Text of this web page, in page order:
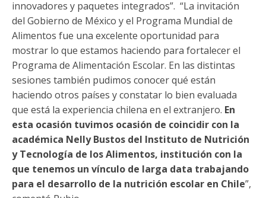
innovadores y paquetes integrados”. “La invitación
del Gobierno de México y el Programa Mundial de
Alimentos fue una excelente oportunidad para
mostrar lo que estamos haciendo para fortalecer el
Programa de Alimentación Escolar. En las distintas
sesiones también pudimos conocer qué están
haciendo otros países y constatar lo bien evaluada
que está la experiencia chilena en el extranjero. En
esta ocasión tuvimos ocasión de coincidir con la
académica Nelly Bustos del Instituto de Nutrición
y Tecnología de los Alimentos, institución con la
que tenemos un vínculo de larga data trabajando
para el desarrollo de la nutrición escolar en Chile”,